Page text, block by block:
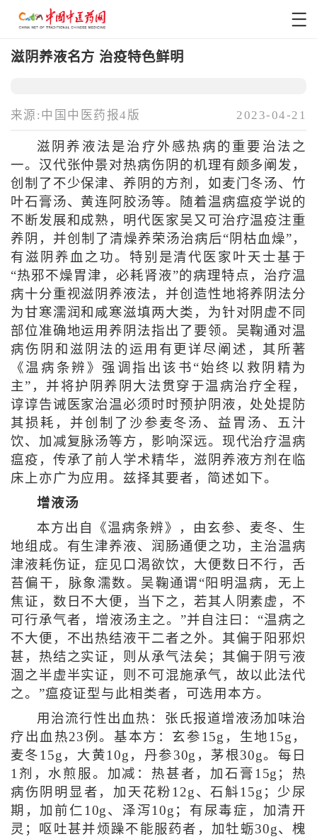
滋阴养液名方 治疫特色鲜明
来源:中国中医药报4版 2023-04-21
滋阴养液法是治疗外感热病的重要治法之
一。汉代张仲景对热病伤阴的机理有颇多阐发，
创制了不少保津、养阴的方剂，如麦门冬汤、竹
叶石膏汤、黄连阿胶汤等。随着温病瘟疫学说的
不断发展和成熟，明代医家吴又可治疗温疫注重
养阴，并创制了清燥养荣汤治病后“阴枯血燥”，
有滋阴养血之功。特别是清代医家叶天士基于
“热邪不燥胃津，必耗肾液”的病理特点，治疗温
病十分重视滋阴养液法，并创造性地将养阴法分
为甘寒濡润和咸寒滋填两大类，为针对阴虚不同
部位准确地运用养阴法指出了要领。吴鞠通对温
病伤阴和滋阴法的运用有更详尽阐述，其所著
《温病条辨》强调指出该书“始终以救阴精为
主”，并将护阴养阴大法贯穿于温病治疗全程，
谆谆告诫医家治温必须时时预护阴液，处处提防
其损耗，并创制了沙参麦冬汤、益胃汤、五汁
饮、加减复脉汤等方，影响深远。现代治疗温病
瘟疫，传承了前人学术精华，滋阴养液方剂在临
床上亦广为应用。兹择其要者，简述如下。
增液汤
本方出自《温病条辨》，由玄参、麦冬、生
地组成。有生津养液、润肠通便之功，主治温病
津液耗伤证，症见口渴欲饮，大便数日不行，舌
苔偏干，脉象濡数。吴鞠通谓“阳明温病，无上
焦证，数日不大便，当下之，若其人阴素虚，不
可行承气者，增液汤主之。”并自注曰：“温病之
不大便，不出热结液干二者之外。其偏于阳邪炽
甚，热结之实证，则从承气法矣；其偏于阴亏液
涸之半虚半实证，则不可混施承气，故以此法代
之。”瘟疫证型与此相类者，可选用本方。
用治流行性出血热：张氏报道增液汤加味治
疗出血热23例。基本方：玄参15g，生地15g，
麦冬15g，大黄10g，丹参30g，茅根30g。每日
1剂，水煎服。加减：热甚者，加石膏15g；热
病伤阴明显者，加天花粉12g、石斛15g；少尿
期，加前仁10g、泽泻10g；有尿毒症，加清开
灵；呕吐甚并烦躁不能服药者，加牡蛎30g、槐